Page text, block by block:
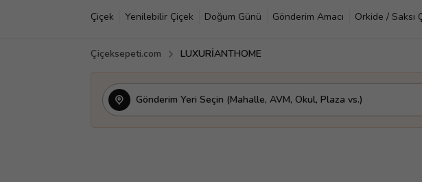
Çiçek Yenilebilir Çiçek Doğum Günü Gönderim Amacı Orkide / Saksı
Çiçeksepeti.com LUXURİANTHOME
Gönderim Yeri Seçin (Mahalle, AVM, Okul, Plaza vs.)